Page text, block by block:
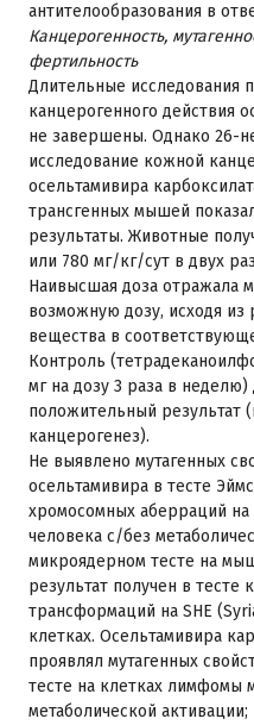
антителообразования в
Канцерогенность,
фертильность
Длительные исследования
канцерогенного действия
не завершены. Однако 26-
исследование кожной
осельтамивира
трансгенных мышей
результаты. Животные
или 780 мг/кг/сут в двух
Наивысшая доза отражала
возможную дозу, исходя из
вещества в
Контроль
мг на дозу 3 раза в неделю)
положительный результат
канцерогенез).
Не выявлено мутагенных
осельтамивира в тесте
хромосомных аберраций
человека с/без
микроядерном тесте на
результат получен в тесте
трансформаций на SHE
клетках. Осельтамивира
проявлял мутагенных
тесте на клетках лимфомы
метаболической активации;